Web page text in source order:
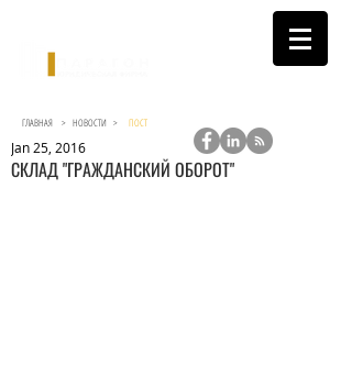
СКЛАД "ГРАЖДАНСКИЙ ОБОРОТ"
Jan 25, 2016
ГЛАВНАЯ > НОВОСТИ > ПОСТ